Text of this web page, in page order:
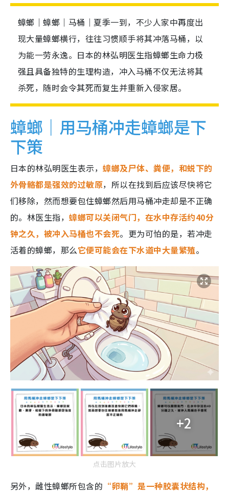
蟑螂｜蟑螂｜马桶｜夏季一到，不少人家中再度出
现大量蟑螂横行，往往习惯顺手将其冲落马桶，以
为能一劳永逸。日本的林弘明医生指蟑螂生命力极
强且具备独特的生理构造，冲入马桶不仅无法将其
杀死，随时会令其死而复生并重新入侵家居。
蟑螂｜用马桶冲走蟑螂是下
下策
日本的林弘明医生表示，蟑螂及尸体、粪便，和蜕下的
外骨骼都是强效的过敏原，所以在找到后应该尽快将它
们移除，然而想要包住蟑螂然后用马桶冲走却是不正确
的。林医生指，蟑螂可以关闭气门，在水中存活约40分
钟之久，被冲入马桶也不会死。更为可怕的是，若冲走
活着的蟑螂，那么它便可能会在下水道中大量繁殖。
+2
点击图片放大
另外，雌性蟑螂所包含的 “卵鞘”是一种胶囊状结构，